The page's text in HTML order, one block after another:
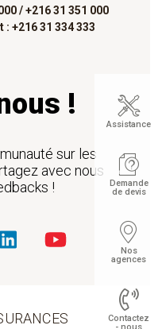
/ +216 31 351 000
+216 31 334 333
!
sur les
avec nous
!
Assistance
Demande
de devis
Nos
agences
Contactez